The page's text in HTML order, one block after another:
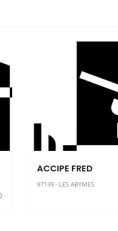
ACCIPE FRED
97139 - LES ABYMES